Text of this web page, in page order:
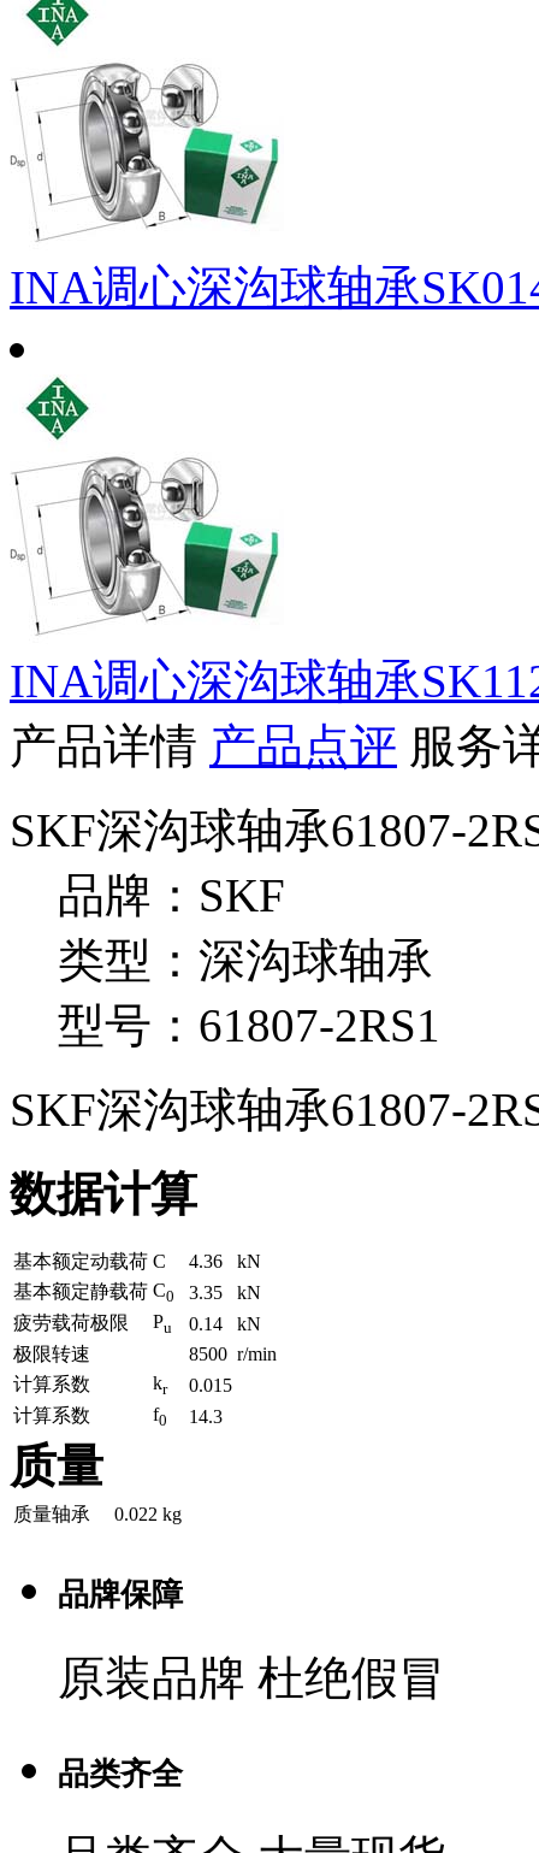
INA调心深沟球轴承
INA调心深沟球轴承
产品详情 产品点评 服务
SKF深沟球轴承61807-
品牌：SKF
类型：深沟球轴承
型号：61807-2RS1
SKF深沟球轴承61807-
数据计算
基本额定动载荷 C 4.36
kN
基本额定静载荷 C0 3.35
kN
疲劳载荷极限
Pu 0.14
kN
极限转速
8500 r/min
计算系数
kr
0.015
计算系数
f0 14.3
质量
质量轴承 0.022 kg
品牌保障
原装品牌 杜绝假冒
品类齐全